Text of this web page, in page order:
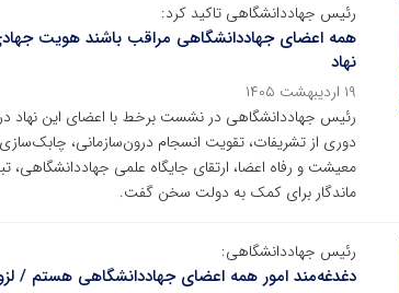
رئیس جهاددانشگاهی تاکید کرد:
همه اعضای جهاددانشگاهی مراقب باشند هویت جهادی
نهاد
۱۹ اردیبهشت ۱۴۰۵
رئیس جهاددانشگاهی در نشست برخط با اعضای این نهاد
دوری از تشریفات، تقویت انسجام درون‌سازمانی،
معیشت و رفاه اعضا، ارتقای جایگاه علمی
ماندگار برای کمک به دولت سخن گفت.
رئیس جهاددانشگاهی:
دغدغه‌مند امور همه اعضای جهاددانشگاهی هستم /